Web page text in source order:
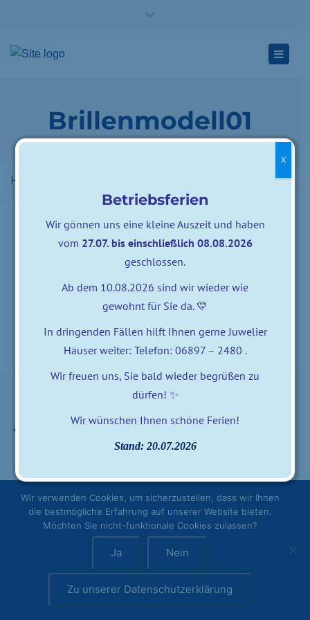
SubmitToggle
Brillenmodell01
Home
0 comments posted byzweifalter
3. August 2020
Instagram
Datenschutzerklärung Impressum
Betriebsferien
Wir gönnen uns eine kleine Auszeit und haben
vom 27.07. bis einschließlich 08.08.2026
geschlossen.
Ab dem 10.08.2026 sind wir wieder wie
gewohnt für Sie da. 💛
In dringenden Fällen hilft Ihnen gerne Juwelier
Häuser weiter: Telefon: 06897 – 2480 .
Wir freuen uns, Sie bald wieder begrüßen zu
dürfen! ✨
Wir wünschen Ihnen schöne Ferien!
Stand: 20.07.2026
X
Wir verwenden Cookies, um sicherzustellen, dass wir Ihnen
die bestmögliche Erfahrung auf unserer Website bieten.
Möchten Sie nicht-funktionale Cookies zulassen?
Ja Nein
Zu unserer Datenschutzerklärung